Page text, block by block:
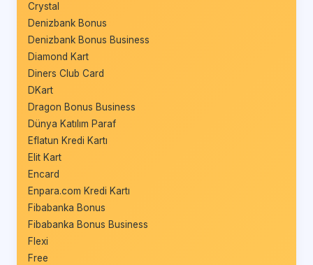
Crystal
Denizbank Bonus
Denizbank Bonus Business
Diamond Kart
Diners Club Card
DKart
Dragon Bonus Business
Dünya Katılım Paraf
Eflatun Kredi Kartı
Elit Kart
Encard
Enpara.com Kredi Kartı
Fibabanka Bonus
Fibabanka Bonus Business
Flexi
Free